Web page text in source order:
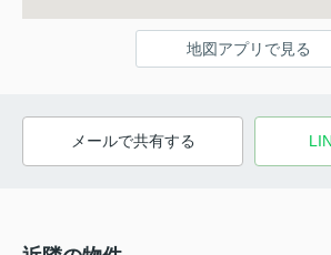
地図アプリで見る
メールで共有する